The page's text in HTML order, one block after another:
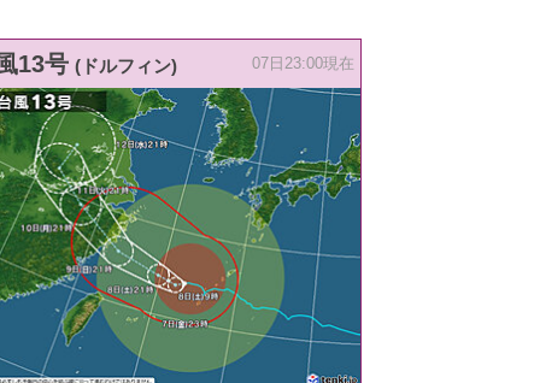
13号 (ドルフィン) 07日23:00現在